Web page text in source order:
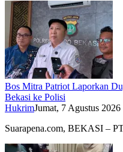
Bos Mitra Patriot Laporkan
Bekasi ke Polisi
HukrimJumat, 7 Agustus 2026
Suarapena.com, BEKASI –